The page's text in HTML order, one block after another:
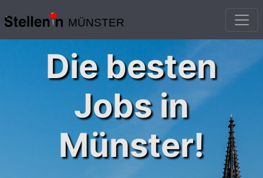
MÜNSTER
Die besten
Jobs in
Münster!